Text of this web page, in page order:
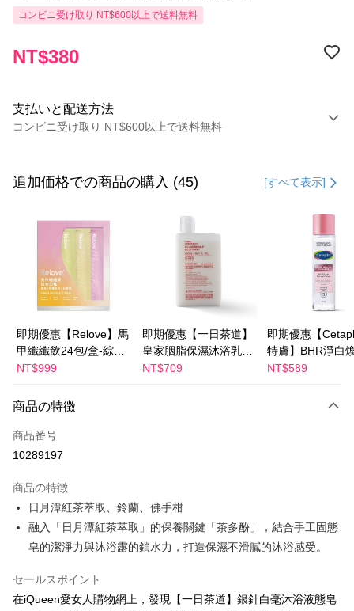
コンビニ受け取り NT$600以上で送料無料
NT$380
支払いと配送方法
コンビニ受け取り NT$600以上で送料無料
クレジットカード1回払い
Apple Pay
JKOPAY
Google Pay
AFTEE代金後払い
説明
一、 AFTEE代金後払いについて
2.SMSで認証してお支払い手続を進めてください。
3.注文するときのお支払いは不要です。商品はご指定の住所に配送されま
す。
4.ご注文が完了すると、携帯に支払い通知のSMSが届きます。アプリ会員
の場合は、AFTEE アプリプッシュ通知が届きます。
はアプリの通知に従って、4大コンビニ、またはATM/オンラインバンキン
グでお支払いください。
ATM払い
全家付款取貨
配送毎にNT$100、NT$600以上で送料無料
付款後全家取貨
配送毎にNT$100、NT$600以上で送料無料
追加価格での商品の購入 (45) [すべて表示]
即期優惠【Relove】馬
甲纖纖飲24包/盒-綜合
口味(效期2027-01-22)
NT$999
即期優惠【一日茶道】
皇家胭脂保濕沐浴乳
600ml 效期2027/2/19
NT$709
即期優惠【
特膚】BHR淨白
妝水 150mL 效期
NT$589
商品の特徴
商品番号
10289197
商品の特徴
日月潭紅茶萃取、鈴蘭、佛手柑
融入「日月潭紅茶萃取」的保養關鍵「茶多酚」，結合手工固態
皂的潔淨力與沐浴露的鎖水力，打造保濕不滑膩的沐浴感受。
セールスポイント
在iQueen愛女人購物網上，發現【一日茶道】銀針白毫沐浴液態皂